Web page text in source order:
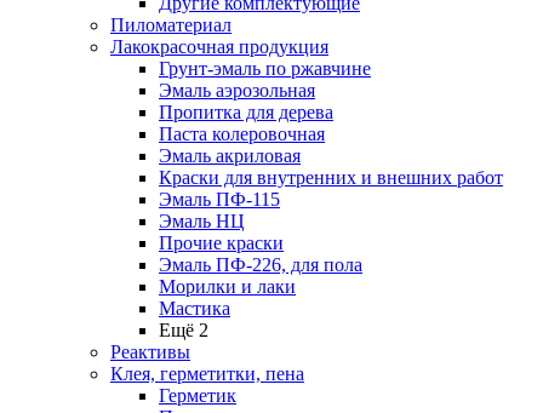
Пиломатериал
Лакокрасочная продукция
Грунт-эмаль по ржавчине
Эмаль аэрозольная
Пропитка для дерева
Паста колеровочная
Эмаль акриловая
Краски для внутренних и внешних работ
Эмаль ПФ-115
Эмаль НЦ
Прочие краски
Эмаль ПФ-226, для пола
Морилки и лаки
Мастика
Ещё 2
Реактивы
Клея, герметитки, пена
Герметик